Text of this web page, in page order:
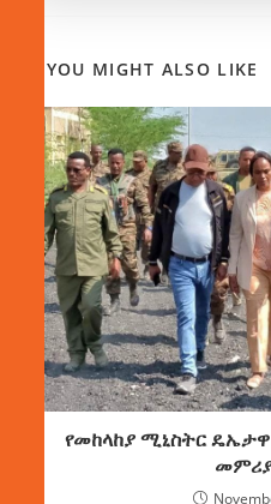
YOU MIGHT ALSO LIKE
የመከላከያ ሚኒስትር